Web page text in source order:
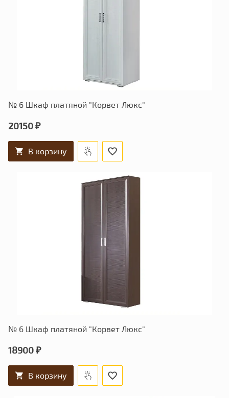
№ 6 Шкаф платяной "Корвет Люкс"
20150 ₽
В корзину
№ 6 Шкаф платяной "Корвет Люкс"
18900 ₽
В корзину